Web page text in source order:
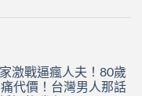
激戰逼瘋人夫！80歲
代價！台灣男人那話